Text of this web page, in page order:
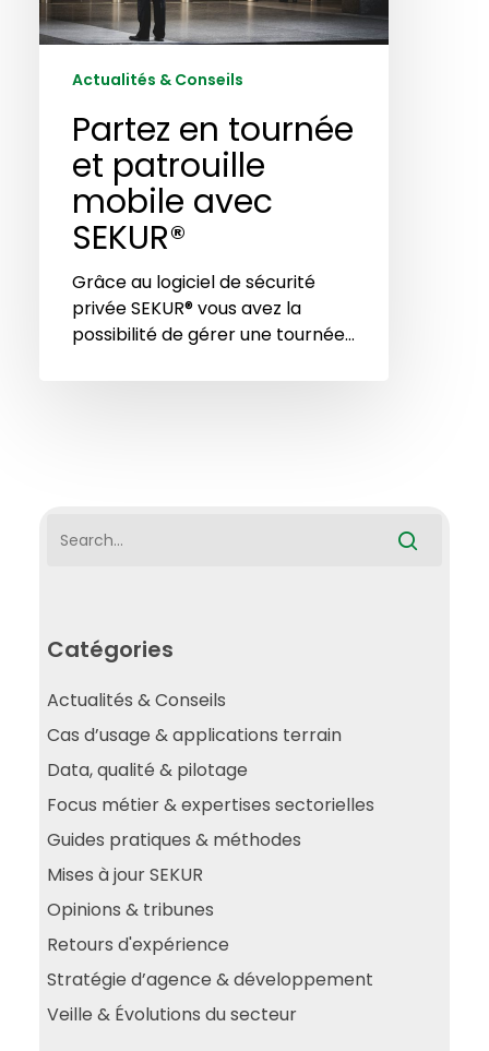
SEKUR®
Actualités & Conseils
Partez en tournée
et patrouille
mobile avec
SEKUR®
Grâce au logiciel de sécurité
privée SEKUR® vous avez la
possibilité de gérer une tournée…
Catégories
Actualités & Conseils
Cas d’usage & applications terrain
Data, qualité & pilotage
Focus métier & expertises sectorielles
Guides pratiques & méthodes
Mises à jour SEKUR
Opinions & tribunes
Retours d'expérience
Stratégie d’agence & développement
Veille & Évolutions du secteur